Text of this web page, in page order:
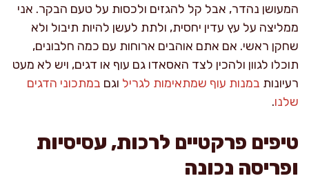
המעושן נהדר, אבל קל להגזים ולכסות על טעם הבקר. אני
ממליצה על עץ עדין יחסית, ולתת לעשן להיות תיבול ולא
שחקן ראשי. אם אתם אוהבים ארוחות עם כמה חלבונים,
תוכלו לגוון ולהכין לצד האסאדו גם עוף או דגים, ויש לא מעט
רעיונות במנות עוף שמתאימות לגריל וגם במתכוני הדגים
שלנו.
טיפים פרקטיים לרכות, עסיסיות
ופריסה נכונה